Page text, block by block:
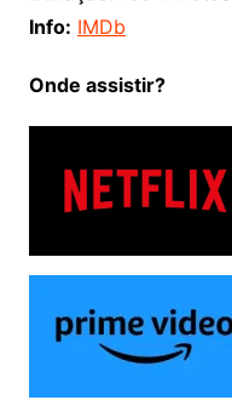
Info: IMDb
Onde assistir?